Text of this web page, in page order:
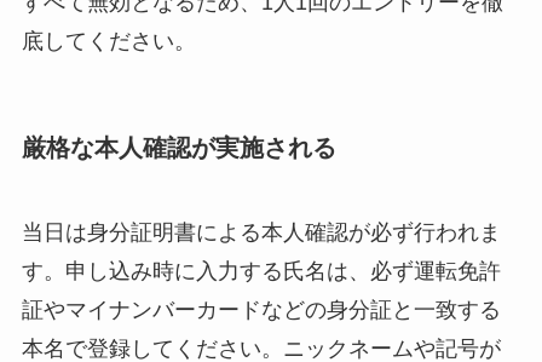
底してください。
厳格な本人確認が実施される
当日は身分証明書による本人確認が必ず行われま
す。申し込み時に入力する氏名は、必ず運転免許
証やマイナンバーカードなどの身分証と一致する
本名で登録してください。ニックネームや記号が